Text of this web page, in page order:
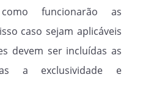
funcionarão as
caso sejam aplicáveis
devem ser incluídas as
a exclusividade e